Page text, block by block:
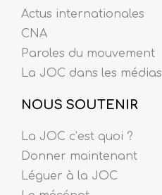
Actus internationales
CNA
Paroles du mouvement
La JOC dans les médias
NOUS SOUTENIR
La JOC c’est quoi ?
Donner maintenant
Léguer à la JOC